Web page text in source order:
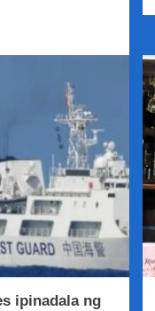
ipinadala ng